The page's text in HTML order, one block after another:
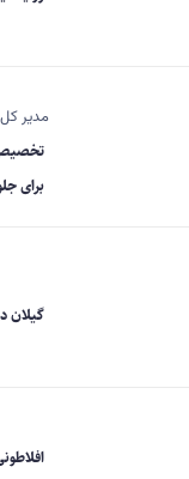
مدیر
برای
گیلان